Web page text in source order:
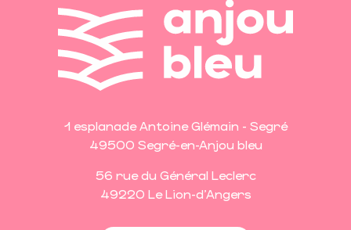
1 esplanade Antoine Glémain - Segré
49500 Segré-en-Anjou bleu
56 rue du Général Leclerc
49220 Le Lion-d'Angers